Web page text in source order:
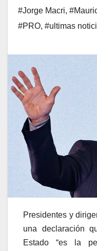
#Jorge Macri,
#PRO, #ultimas
Presidentes y
una declaración
Estado “es la